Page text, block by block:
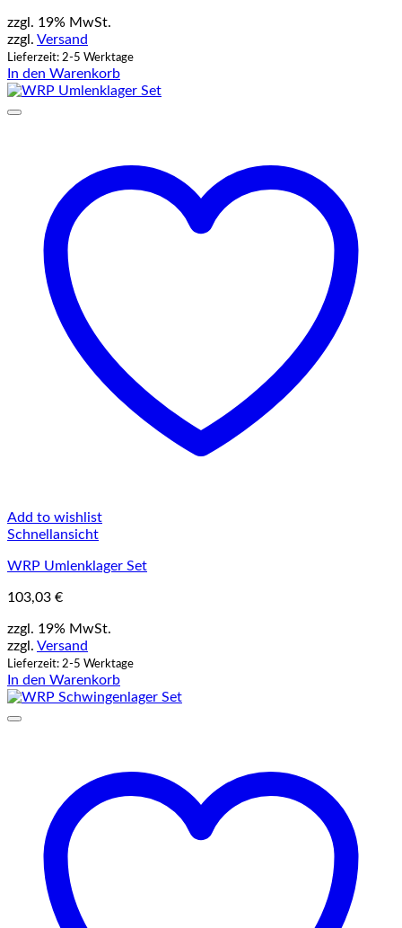
zzgl. 19% MwSt.
zzgl. Versand
Lieferzeit: 2-5 Werktage
In den Warenkorb
Add to wishlist
Schnellansicht
WRP Umlenklager Set
103,03 €
zzgl. 19% MwSt.
zzgl. Versand
Lieferzeit: 2-5 Werktage
In den Warenkorb